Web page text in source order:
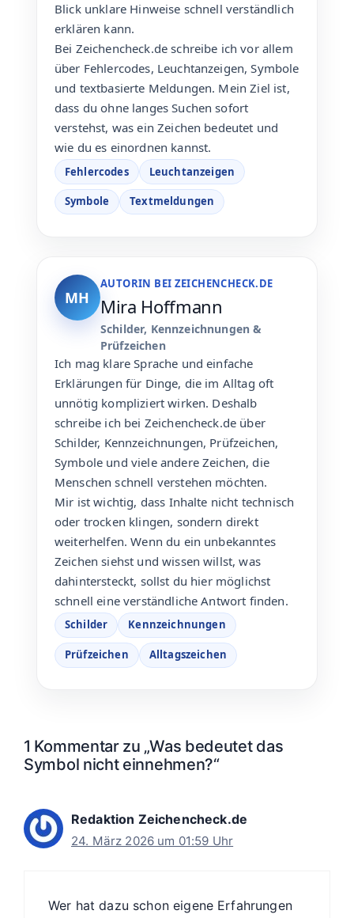
Blick unklare Hinweise schnell verständlich
erklären kann.
Bei Zeichencheck.de schreibe ich vor allem
über Fehlercodes, Leuchtanzeigen, Symbole
und textbasierte Meldungen. Mein Ziel ist,
dass du ohne langes Suchen sofort
verstehst, was ein Zeichen bedeutet und
wie du es einordnen kannst.
Fehlercodes Leuchtanzeigen
Symbole Textmeldungen
MH
AUTORIN BEI ZEICHENCHECK.DE
Mira Hoffmann
Schilder, Kennzeichnungen &
Prüfzeichen
Ich mag klare Sprache und einfache
Erklärungen für Dinge, die im Alltag oft
unnötig kompliziert wirken. Deshalb
schreibe ich bei Zeichencheck.de über
Schilder, Kennzeichnungen, Prüfzeichen,
Symbole und viele andere Zeichen, die
Menschen schnell verstehen möchten.
Mir ist wichtig, dass Inhalte nicht technisch
oder trocken klingen, sondern direkt
weiterhelfen. Wenn du ein unbekanntes
Zeichen siehst und wissen willst, was
dahintersteckt, sollst du hier möglichst
schnell eine verständliche Antwort finden.
Schilder Kennzeichnungen
Prüfzeichen Alltagszeichen
1 Kommentar zu „Was bedeutet das
Symbol nicht einnehmen?“
Redaktion Zeichencheck.de
24. März 2026 um 01:59 Uhr
Wer hat dazu schon eigene Erfahrungen